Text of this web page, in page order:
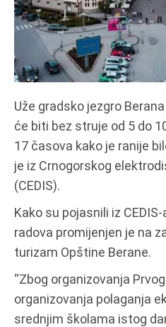
Uže gradsko jezgro
će biti bez struje od 5 do
17 časova kako je ranije
je iz Crnogorskog
(CEDIS).
Kako su pojasnili iz
radova promijenjen je na
turizam Opštine Berane.
“Zbog organizovanja
organizovanja polaganja
srednjim školama istog